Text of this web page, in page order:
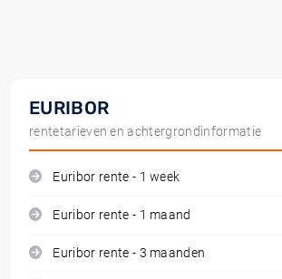
EURIBOR
rentetarieven en achtergrondinformatie
Euribor rente - 1 week
Euribor rente - 1 maand
Euribor rente - 3 maanden